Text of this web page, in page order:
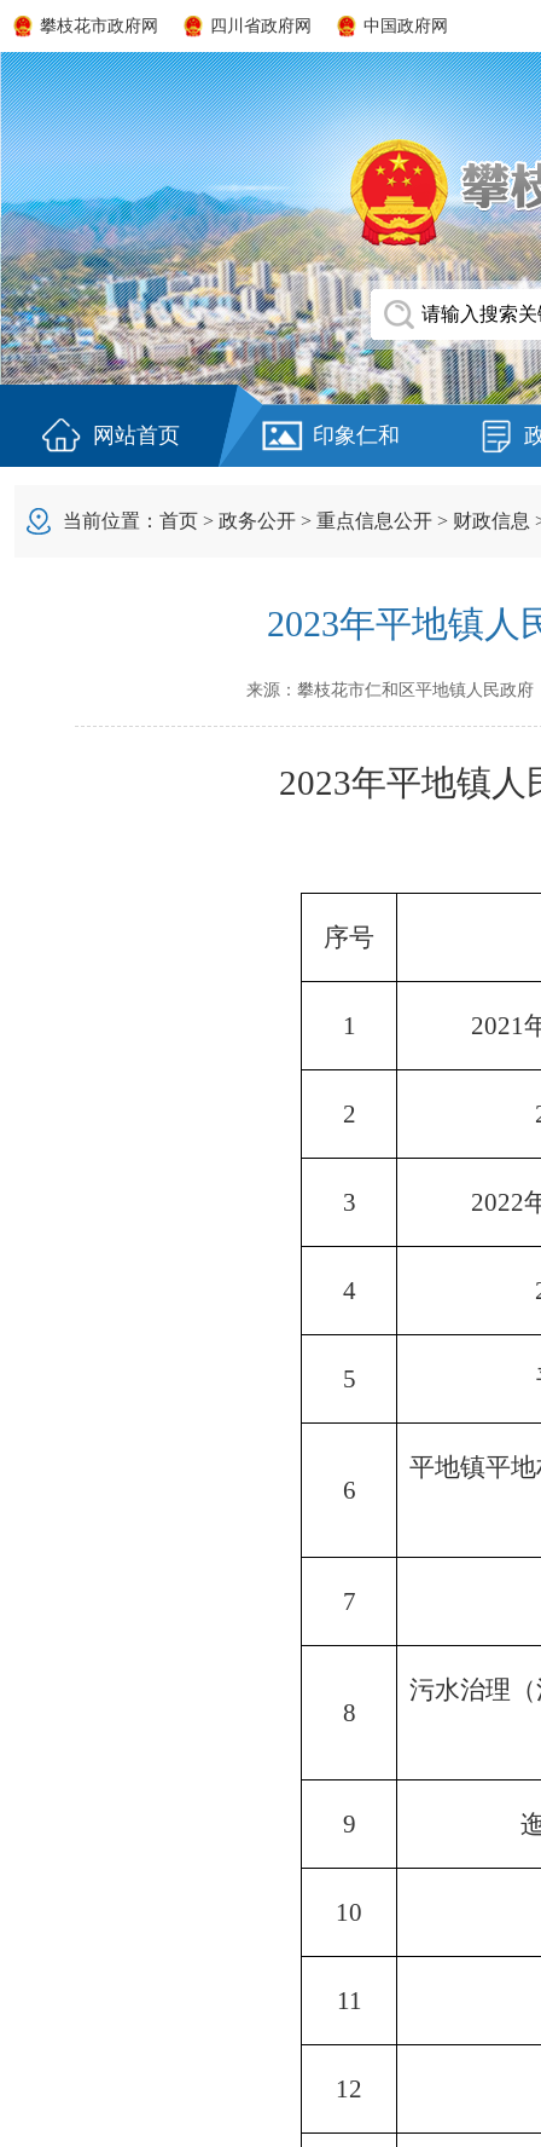
攀枝花市政府网 四川省政府网 中国政府网
网站首页 印象仁和
当前位置： 首页 > 政务公开 > 重点信息公开 > 财政信息
2023年平地镇人
来源： 攀枝花市仁和区平地镇人民政府
2023年平地镇人
序号
1 2021
2
3 2022
4
5
6
平地镇平
7
8
污水治理
9
10
11
12